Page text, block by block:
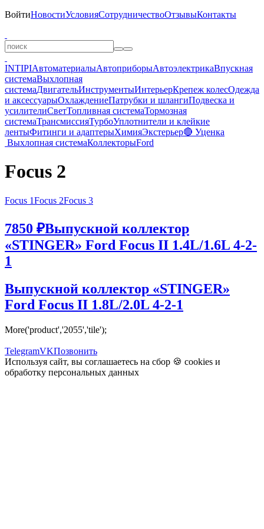
ВойтиНовостиУсловияСотрудничествоОтзывыКонтакты
INTIPIАвтоматериалыАвтоприборыАвтоэлектрикаВпускная
системаВыхлопная
системаДвигательИнструментыИнтерьерКрепеж колесОдежда
и аксессуарыОхлаждениеПатрубки и шлангиПодвеска и
усилителиСветТопливная системаТормозная
системаТрансмиссияТурбоУплотнители и клейкие
лентыФитинги и адаптерыХимияЭкстерьер🔴 Уценка
Выхлопная системаКоллекторыFord
Focus 2
Focus 1Focus 2Focus 3
7850 ₽Выпускной коллектор
«STINGER» Ford Focus II 1.4L/1.6L 4-2-
1
Выпускной коллектор «STINGER»
Ford Focus II 1.8L/2.0L 4-2-1
More('product','2055','tile');
TelegramVKПозвонить
Используя сайт, вы соглашаетесь на сбор 🍪 cookies и
обработку персональных данных